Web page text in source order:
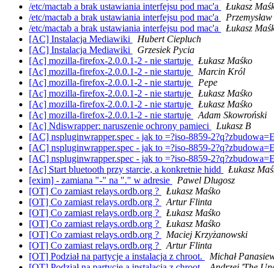
/etc/mactab a brak ustawiania interfejsu pod mac'a
Łukasz
/etc/mactab a brak ustawiania interfejsu pod mac'a
/etc/mactab a brak ustawiania interfejsu pod mac'a
Łukasz
[AC] Instalacja Mediawiki
Hubert Ciepluch
[AC] Instalacja Mediawiki
Grzesiek Pycia
[Ac] mozilla-firefox-2.0.0.1-2 - nie startuje
Łukasz Maśko
[Ac] mozilla-firefox-2.0.0.1-2 - nie startuje
Marcin Król
[Ac] mozilla-firefox-2.0.0.1-2 - nie startuje
Pepe
[Ac] mozilla-firefox-2.0.0.1-2 - nie startuje
Łukasz Maśko
[Ac] mozilla-firefox-2.0.0.1-2 - nie startuje
Łukasz Maśko
[Ac] mozilla-firefox-2.0.0.1-2 - nie startuje
Adam Skowroński
[Ac] Ndiswrapper: naruszenie ochrony pamieci
Lukasz B
[AC] nspluginwrapper.spec - jak to =?iso-8859-
[AC] nspluginwrapper.spec - jak to =?iso-8859-
[AC] nspluginwrapper.spec - jak to =?iso-8859-
[Ac] Start bluetooth przy starcie, a konkretnie hidd
Łukasz
[exim] - zamiana "-" na "." w adresie
Pawel Dlugosz
[OT] Co zamiast relays.ordb.org ?
Łukasz Maśko
[OT] Co zamiast relays.ordb.org ?
Artur Flinta
[OT] Co zamiast relays.ordb.org ?
Łukasz Maśko
[OT] Co zamiast relays.ordb.org ?
Łukasz Maśko
[OT] Co zamiast relays.ordb.org ?
Maciej Krzyżanowski
[OT] Co zamiast relays.ordb.org ?
Artur Flinta
[OT] Podział na partycje a instalacja z chroot.
Michał